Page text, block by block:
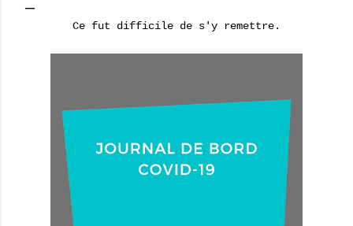
Ce fut difficile de s'y remettre.